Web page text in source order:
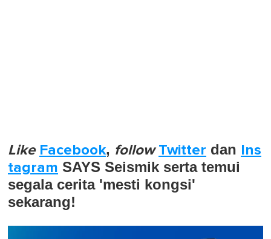
Like Facebook, follow Twitter dan Ins
tagram SAYS Seismik serta temui
segala cerita 'mesti kongsi'
sekarang!